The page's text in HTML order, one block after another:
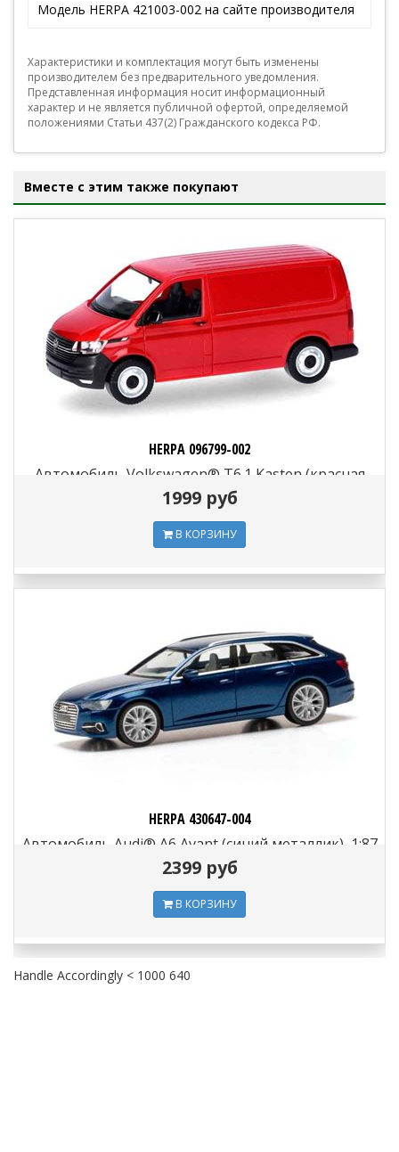
Модель HERPA 421003-002 на сайте производителя
Характеристики и комплектация могут быть изменены
производителем без предварительного уведомления.
Представленная информация носит информационный
характер и не является публичной офертой, определяемой
положениями Статьи 437(2) Гражданского кодекса РФ.
Вместе с этим также покупают
HERPA 096799-002
Автомобиль Volkswagen® T6.1 Kasten (красная
вишня), 1:87
1999 руб
В КОРЗИНУ
HERPA 430647-004
Автомобиль Audi® A6 Avant (синий металлик), 1:87
2399 руб
В КОРЗИНУ
Handle Accordingly < 1000 640